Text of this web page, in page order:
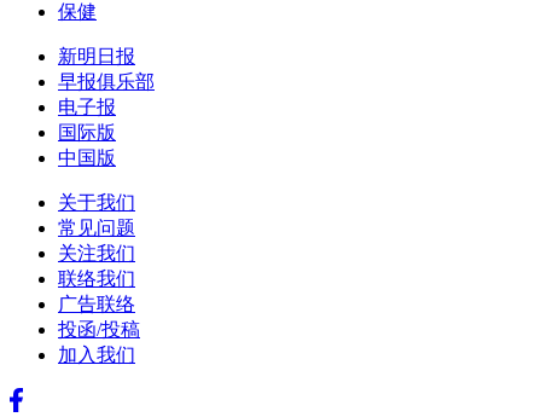
保健
新明日报
早报俱乐部
电子报
国际版
中国版
关于我们
常见问题
关注我们
联络我们
广告联络
投函/投稿
加入我们